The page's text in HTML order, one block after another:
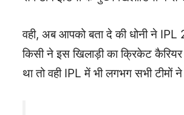
वही, अब आपको बता दे की धोनी ने
किसी ने इस खिलाड़ी का क्रिकेट
था तो वही IPL में भी लगभग सभी टीमों